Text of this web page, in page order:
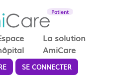
Patient
La solution
AmiCare
SE CONNECTER